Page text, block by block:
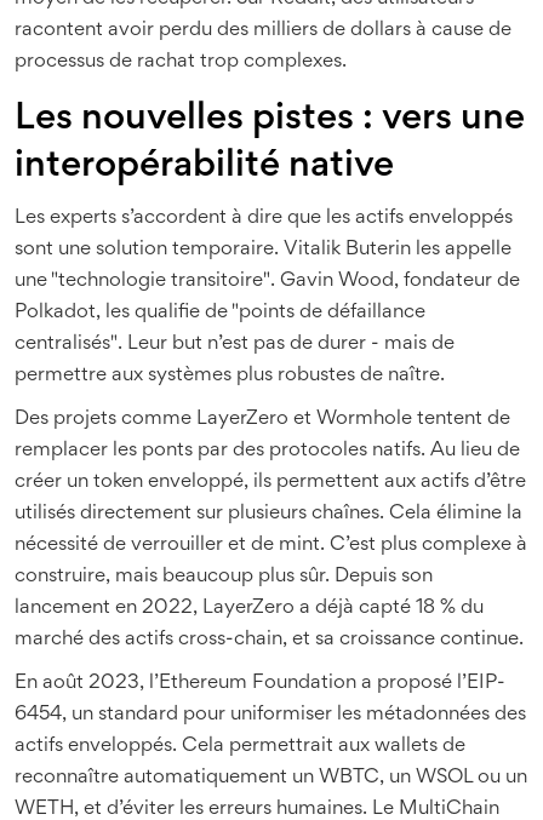
racontent avoir perdu des milliers de dollars à cause de
processus de rachat trop complexes.
Les nouvelles pistes : vers une
interopérabilité native
Les experts s’accordent à dire que les actifs enveloppés
sont une solution temporaire. Vitalik Buterin les appelle
une "technologie transitoire". Gavin Wood, fondateur de
Polkadot, les qualifie de "points de défaillance
centralisés". Leur but n’est pas de durer - mais de
permettre aux systèmes plus robustes de naître.
Des projets comme LayerZero et Wormhole tentent de
remplacer les ponts par des protocoles natifs. Au lieu de
créer un token enveloppé, ils permettent aux actifs d’être
utilisés directement sur plusieurs chaînes. Cela élimine la
nécessité de verrouiller et de mint. C’est plus complexe à
construire, mais beaucoup plus sûr. Depuis son
lancement en 2022, LayerZero a déjà capté 18 % du
marché des actifs cross-chain, et sa croissance continue.
En août 2023, l’Ethereum Foundation a proposé l’EIP-
6454, un standard pour uniformiser les métadonnées des
actifs enveloppés. Cela permettrait aux wallets de
reconnaître automatiquement un WBTC, un WSOL ou un
WETH, et d’éviter les erreurs humaines. Le MultiChain